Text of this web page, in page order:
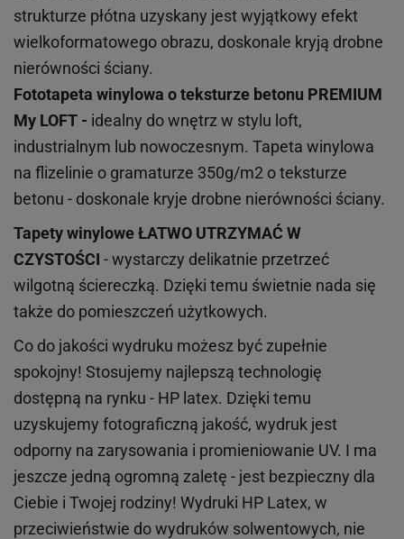
strukturze płótna uzyskany jest wyjątkowy efekt
wielkoformatowego obrazu, doskonale kryją drobne
nierówności ściany.
Fototapeta winylowa oteksturze betonu PREMIUM
My LOFT - idealny do wnętrz w stylu loft,
industrialnym lub nowoczesnym. Tapeta winylowa
na flizelinie o gramaturze 350g/m2 o teksturze
betonu - doskonale kryje drobne nierówności ściany.
Tapety winyloweŁATWO UTRZYMAĆ W
CZYSTOŚCI - wystarczy delikatnie przetrzeć
wilgotną ściereczką. Dzięki temu świetnie nada się
także do pomieszczeń użytkowych.
Co do jakości wydruku możesz być zupełnie
spokojny! Stosujemy najlepszą technologię
dostępną na rynku - HP latex. Dzięki temu
uzyskujemy fotograficzną jakość, wydruk jest
odporny na zarysowania i promieniowanie UV. I ma
jeszcze jedną ogromną zaletę - jest bezpieczny dla
Ciebie i Twojej rodziny! Wydruki HP Latex, w
przeciwieństwie do wydruków solwentowych, nie